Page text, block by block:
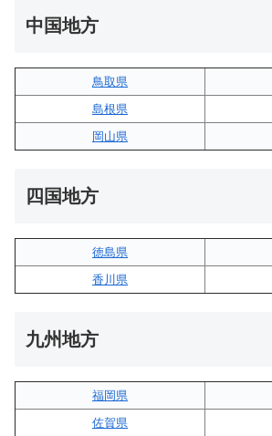
中国地方
鳥取県
島根県
岡山県
四国地方
徳島県
香川県
九州地方
福岡県
佐賀県